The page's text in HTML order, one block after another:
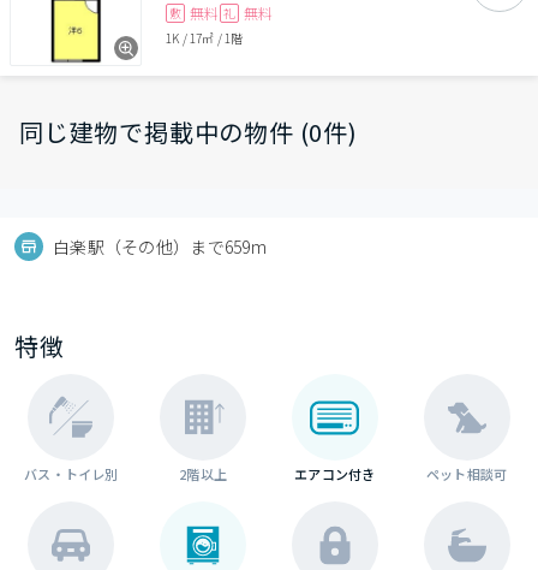
敷 無料 礼 無料
1K / 17㎡ / 1階
同じ建物で掲載中の物件 (0件)
白楽駅（その他）まで659m
特徴
バス・トイレ別 2階以上 エアコン付き ペット相談可